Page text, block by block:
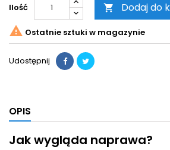
Ilość  Dodaj do
 Ostatnie sztuki w magazynie
Udostępnij
OPIS
Jak wygląda naprawa?